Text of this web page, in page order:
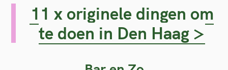
11 x originele dingen om
te doen in Den Haag >